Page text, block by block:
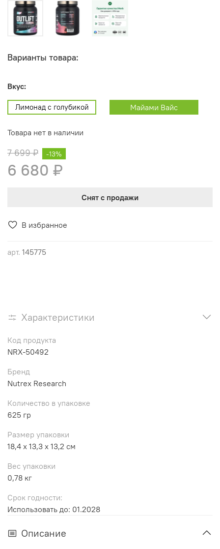
В избранное
арт. 145775
Варианты товара:
Вкус:
Лимонад с голубикой Майами Вайс
Товара нет в наличии
7 699 ₽
6 680 ₽
-13%
Снят с продажи
Характеристики
Код продукта
NRX-50492
Бренд
Nutrex Research
Количество в упаковке
625 гр
Размер упаковки
18,4 x 13,3 x 13,2 см
Вес упаковки
0,78 кг
Срок годности:
Использовать до: 01.2028
Описание